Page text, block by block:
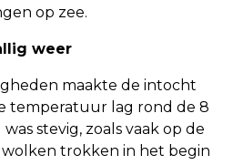
op zee.
weer
maakte de intocht
temperatuur lag rond de 8
stevig, zoals vaak op de
trokken in het begin